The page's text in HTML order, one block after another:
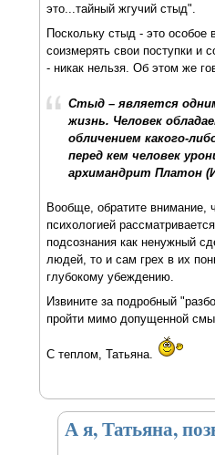
это...тайный жгучий стыд".
Поскольку стыд - это особое
соизмерять свои поступки и
- никак нельзя. Об этом же
Стыд – является
жизнь. Человек
обличением какого-
перед кем человек
архимандрит Платон
Вообще, обратите внимание,
психологией
подсознания как ненужный
людей, то и сам грех в их
глубокому убеждению.
Извините за подробный
пройти мимо допущенной
С теплом, Татьяна.
А я, Татьяна,